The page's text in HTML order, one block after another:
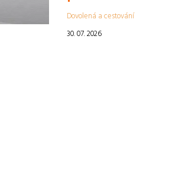
Dovolená a cestování
30. 07. 2026